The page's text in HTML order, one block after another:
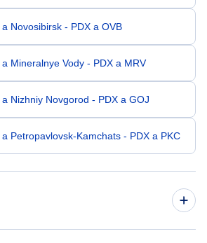
Novosibirsk - PDX a OVB
Mineralnye Vody - PDX a MRV
Nizhniy Novgorod - PDX a GOJ
Petropavlovsk-Kamchats - PDX a PKC